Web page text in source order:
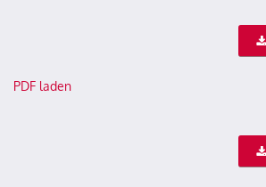
PDF laden